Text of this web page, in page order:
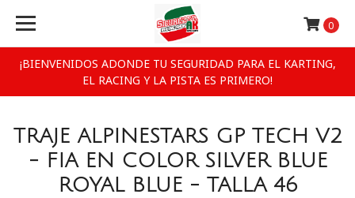
¡BIENVENIDOS ADONDE TU SEGURIDAD PARA EL KARTING,
EL RACING Y LA PISTA ES PRIMERO!
0
TRAJE ALPINESTARS GP TECH V2
- FIA EN COLOR SILVER BLUE
ROYAL BLUE - TALLA 46